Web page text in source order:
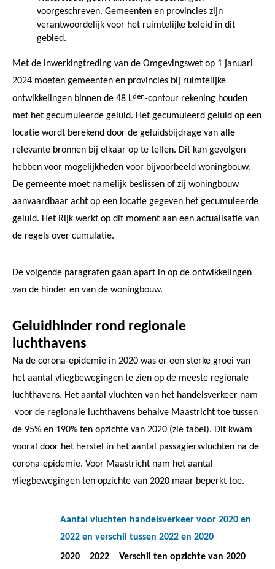
voorgeschreven. Gemeenten en provincies zijn
verantwoordelijk voor het ruimtelijke beleid in dit
gebied.
Met de inwerkingtreding van de Omgevingswet op 1 januari
2024 moeten gemeenten en provincies bij ruimtelijke
ontwikkelingen binnen de 48 Lden-contour rekening houden
met het gecumuleerde geluid. Het gecumuleerd geluid op een
locatie wordt berekend door de geluidsbijdrage van alle
relevante bronnen bij elkaar op te tellen. Dit kan gevolgen
hebben voor mogelijkheden voor bijvoorbeeld woningbouw.
De gemeente moet namelijk beslissen of zij woningbouw
aanvaardbaar acht op een locatie gegeven het gecumuleerde
geluid. Het Rijk werkt op dit moment aan een actualisatie van
de regels over cumulatie.
De volgende paragrafen gaan apart in op de ontwikkelingen
van de hinder en van de woningbouw.
Geluidhinder rond regionale
luchthavens
Na de corona-epidemie in 2020 was er een sterke groei van
het aantal vliegbewegingen te zien op de meeste regionale
luchthavens. Het aantal vluchten van het handelsverkeer nam
voor de regionale luchthavens behalve Maastricht toe tussen
de 95% en 190% ten opzichte van 2020 (zie tabel). Dit kwam
vooral door het herstel in het aantal passagiersvluchten na de
corona-epidemie. Voor Maastricht nam het aantal
vliegbewegingen ten opzichte van 2020 maar beperkt toe.
Aantal vluchten handelsverkeer voor 2020 en
2022 en verschil tussen 2022 en 2020
2020
2022
Verschil ten opzichte van 2020